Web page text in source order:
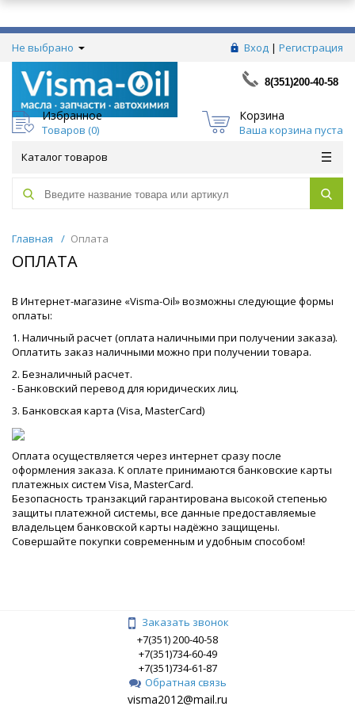
Не выбрано Вход | Регистрация
8(351)200-40-58
Избранное
Товаров (0)
Корзина
Ваша корзина пуста
Каталог товаров
Главная / Оплата
ОПЛАТА
В Интернет-магазине «Visma-Oil» возможны следующие формы
оплаты:
1. Наличный расчет (оплата наличными при получении заказа).
Оплатить заказ наличными можно при получении товара.
2. Безналичный расчет.
- Банковский перевод для юридических лиц.
3. Банковская карта (Visa, MasterCard)
Оплата осуществляется через интернет сразу после
оформления заказа. К оплате принимаются банковские карты
платежных систем Visa, MasterCard.
Безопасность транзакций гарантирована высокой степенью
защиты платежной системы, все данные предоставляемые
владельцем банковской карты надёжно защищены.
Совершайте покупки современным и удобным способом!
Заказать звонок
+7(351) 200-40-58
+7(351)734-60-49
+7(351)734-61-87
Обратная связь
visma2012@mail.ru